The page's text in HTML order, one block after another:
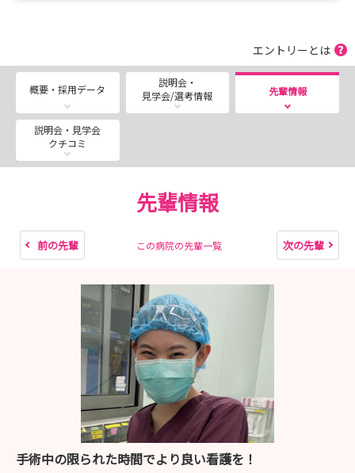
令和９年1月16日（土）病院見学 熊本医療センター 受
付期間：令和８年12月1日（火）～12月19日（土）
令和９年2月17日（水）KMC版就職説明会 熊本医療セン
ター 受付期間：令和９年1月1日（金）～1月27日（水）
令和９年2月18日（木）web版就職説明会 受付期間：令
和９年1月1日（金）～1月28日（木）
令和９年3月5日（金）病院見学 熊本医療センター 受
令和９年3月11日（木）KMC版就職説明会 熊本医療セン
令和９年3月12日（金）病院見学 熊本医療センター 受
付期間：令和９年2月1日（月）～2月19日（金）
救急医療1日体験
第1回:令和８年8月5日（水）10:00-15：35 受付期間：
令和８年7月1日（水）-7月15日（水）
第2回:令和８年8月6日 （木） 10：00-15：35 受付期
間：令和８年7月1日（水）-7月15日（水）
第3回:令和９年2月10日 （水） 10：00-15：35 受付期
間：令和９年1月1日（金）-1月13日（水）
がん看護体験
エントリーとは
概要・採用データ
説明会・
見学会/選考情報
先輩情報
説明会・見学会
クチコミ
先輩情報
前の先輩 この病院の先輩一覧 次の先輩
手術中の限られた時間でより良い看護を！